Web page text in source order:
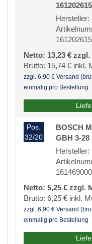
Hersteller:
Netto: 13,23 €
Brutto: 15,74 € inkl.
zzgl. 6,90 € Versand
einmalig pro Bestellung
Pos.
32/20
BOSCH
GBH 3-28
Hersteller:
Netto: 5,25 € zzgl.
Brutto: 6,25 € inkl.
zzgl. 6,90 € Versand
einmalig pro Bestellung